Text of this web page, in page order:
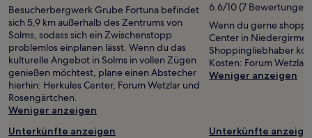
2 Erwachsenen
gefunden
wurde.
Preise
und
Verfügbarkeiten
können
sich
ändern.
Es
Besucherbergwerk Grube Fortuna befindet
sich 5,9 km außerhalb des Zentrums von
Solms, sodass sich ein Zwischenstopp
problemlos einplanen lässt. Wenn du das
kulturelle Angebot in Solms in vollen Zügen
genießen möchtest, plane einen Abstecher
hierhin: Herkules Center, Forum Wetzlar und
Rosengärtchen.
Weniger anzeigen
Unterkünfte anzeigen
6.6/10 (7 Bewertungen)
Wenn du gerne
Center in
Shoppingliebhaber
Kosten: Forum Wetzlar.
Weniger anzeigen
Unterkünfte